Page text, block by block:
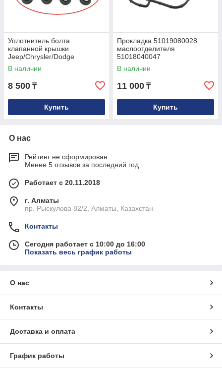
Уплотнитель болта
клапанной крышки
Jeep/Chrysler/Dodge
04884763AA
В наличии
8 500 ₸
Купить
Прокладка 51019080028
маслоотделителя
51018040047
В наличии
11 000 ₸
Купить
О нас
Рейтинг не сформирован
Менее 5 отзывов за последний год
Работает с 20.11.2018
г. Алматы
пр. Рыскулова 82/2, Алматы, Казахстан
Контакты
Сегодня работает с 10:00 до 16:00
Показать весь график работы
О нас
Контакты
Доставка и оплата
График работы